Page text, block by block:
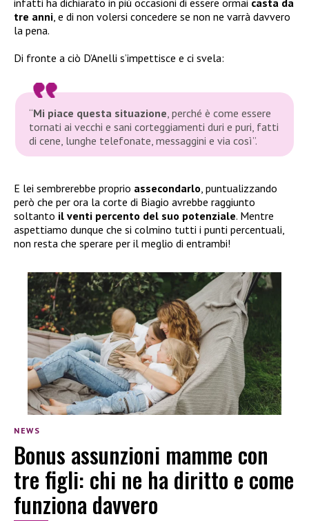
infatti ha dichiarato in più occasioni di essere ormai casta da
tre anni, e di non volersi concedere se non ne varrà davvero
la pena.
Di fronte a ciò D’Anelli s’impettisce e ci svela:
“Mi piace questa situazione , perché è come essere
tornati ai vecchi e sani corteggiamenti duri e puri, fatti
di cene, lunghe telefonate, messaggini e via così”.
E lei sembrerebbe proprio assecondarlo , puntualizzando
però che per ora la corte di Biagio avrebbe raggiunto
soltanto il venti percento del suo potenziale. Mentre
aspettiamo dunque che si colmino tutti i punti percentuali,
non resta che sperare per il meglio di entrambi!
NEWS
Bonus assunzioni mamme con
tre figli: chi ne ha diritto e come
funziona davvero